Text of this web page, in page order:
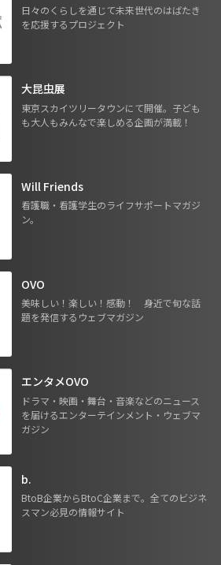
日々のくらしを通じて未来世代のはばたき
を応援するプロジェクト
大昆虫展
東京スカイツリータウンにて開催。子ども
も大人もみんなで楽しめる企画が満載！
Will Friends
看護職・看護学生のライフサポートマガジ
ン。
OVO
美味しい！楽しい！感動！ 身近で旬な話
題を発信するウェブマガジン
エンタメOVO
ドラマ・映画・舞台・音楽などのニュース
を届けるエンターテインメント・ウェブマ
ガジン
b.
BtoB企業からBtoC企業まで。全てのビジネ
スマン必見の情報サイト